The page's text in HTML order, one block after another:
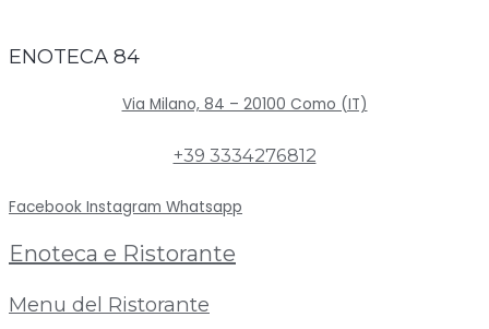
ENOTECA 84
Via Milano, 84 – 20100 Como (IT)
+39 3334276812
Facebook Instagram Whatsapp
Enoteca e Ristorante
Menu del Ristorante